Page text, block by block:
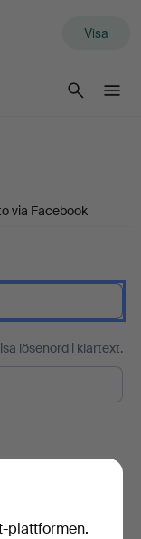
Visa
via Facebook
lösenord i klartext.
plattformen.